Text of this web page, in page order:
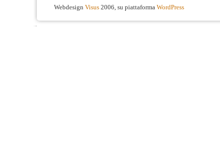
Webdesign Visus 2006, su piattaforma WordPress